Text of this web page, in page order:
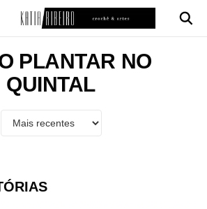
PLANTAR NO
QUINTAL